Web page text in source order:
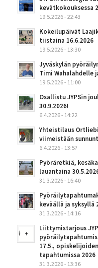
kevätkokouksessa
19.5.2026 - 22:43
Kokeilupäivät
tiistaina 16.6.2026
19.5.2026 - 13:30
Jyväskylän
Timi Wahalahdelle
19.5.2026 - 11:00
Osallistu JYPSin
30.9.2026!
6.4.2026 - 14:22
Yhteistilaus
viimeistään
6.4.2026 - 13:57
Pyöräretkiä,
lauantaina
31.3.2026 - 16:40
keväällä ja syksyllä
31.3.2026 - 14:16
Liittymistarjous
17.5.,
tapahtumissa 2026
31.3.2026 - 13:36